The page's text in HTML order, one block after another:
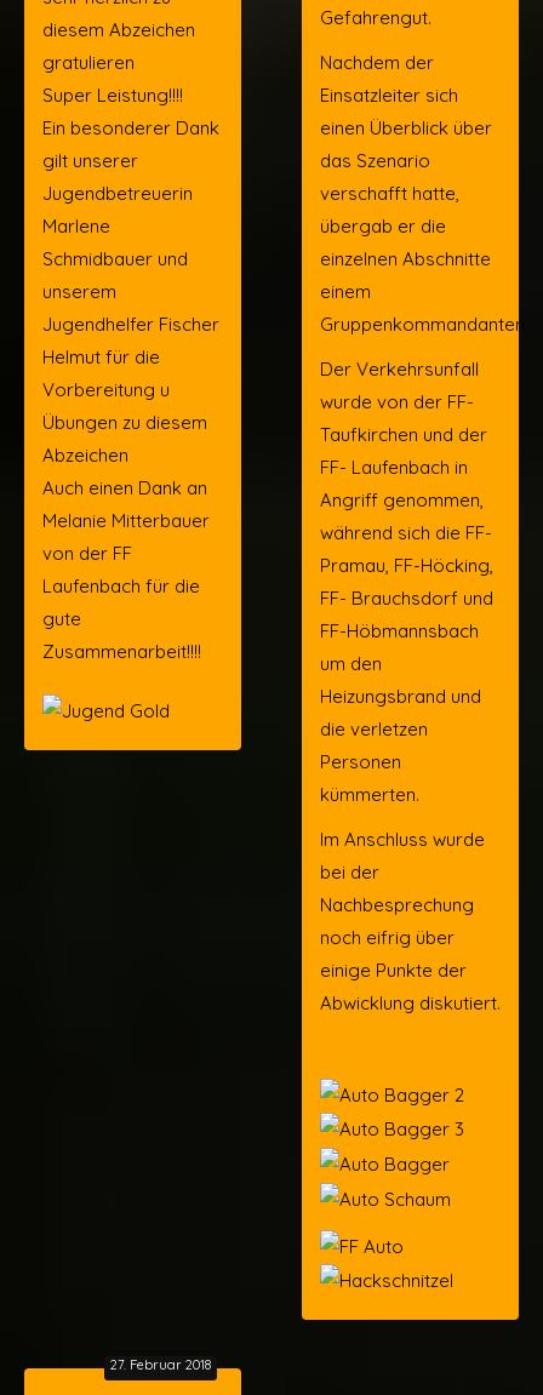
diesem Abzeichen
gratulieren
Super Leistung!!!!
Ein besonderer Dank
gilt unserer
Jugendbetreuerin
Marlene
Schmidbauer und
unserem
Jugendhelfer Fischer
Helmut für die
Vorbereitung u
Übungen zu diesem
Abzeichen
Auch einen Dank an
Melanie Mitterbauer
von der FF
Laufenbach für die
gute
Zusammenarbeit!!!!
Gefahrengut.
Nachdem der
Einsatzleiter sich
einen Überblick über
das Szenario
verschafft hatte,
übergab er die
einzelnen Abschnitte
einem
Gruppenkommandanten.
Der Verkehrsunfall
wurde von der FF-
Taufkirchen und der
FF- Laufenbach in
Angriff genommen,
während sich die FF-
Pramau, FF-Höcking,
FF- Brauchsdorf und
FF-Höbmannsbach
um den
Heizungsbrand und
die verletzen
Personen
kümmerten.
Im Anschluss wurde
bei der
Nachbesprechung
noch eifrig über
einige Punkte der
Abwicklung diskutiert.
27. Februar 2018